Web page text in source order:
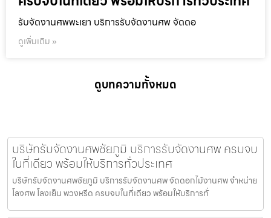
รับจัดงานศพพะเยา บริการรับจัดงานศพ จัดดอ
ดูเพิ่มเติม »
ดูบทความทั้งหมด
บริษัทรับจัดงานศพชัยภูมิ บริการรับจัดงานศพ ครบจบ
ในที่เดียว พร้อมให้บริการทั่วประเทศ
บริษัทรับจัดงานศพชัยภูมิ บริการรับจัดงานศพ จัดดอกไม้งานศพ จำหน่าย
โลงศพ โลงเย็น พวงหรีด ครบจบในที่เดียว พร้อมให้บริการทั่